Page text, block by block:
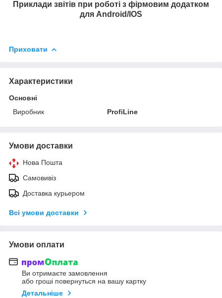
Приклади звітів при роботі з фірмовим додатком
для Android/IOS
Приховати
Характеристики
Основні
Виробник
ProfiLine
Умови доставки
Нова Пошта
Самовивіз
Доставка курьером
Всі умови доставки
Умови оплати
Ви отримаєте замовлення
або гроші повернуться на вашу картку
Детальніше